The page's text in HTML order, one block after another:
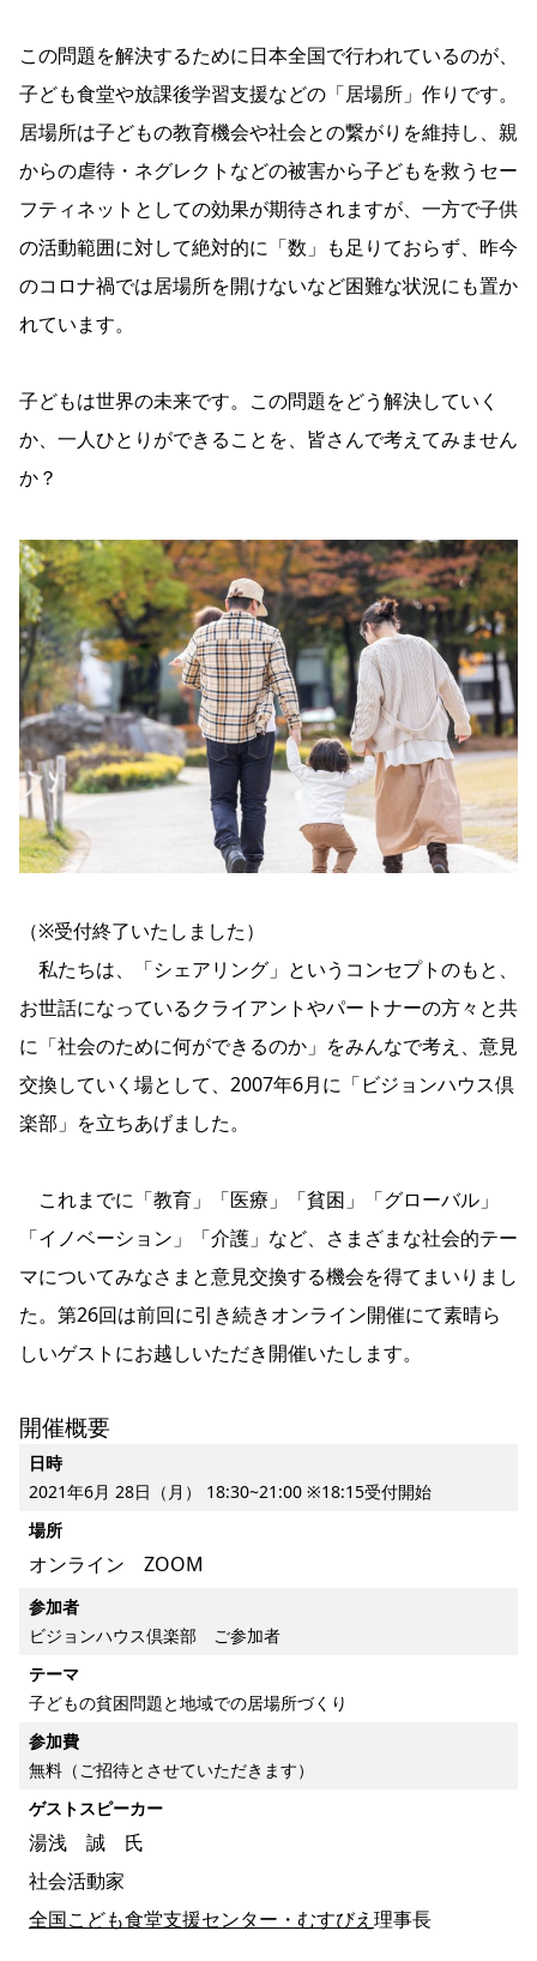
この問題を解決するために日本全国で行われているのが、
子ども食堂や放課後学習支援などの「居場所」作りです。
居場所は子どもの教育機会や社会との繋がりを維持し、親
からの虐待・ネグレクトなどの被害から子どもを救うセー
フティネットとしての効果が期待されますが、一方で子供
の活動範囲に対して絶対的に「数」も足りておらず、昨今
のコロナ禍では居場所を開けないなど困難な状況にも置か
れています。
子どもは世界の未来です。この問題をどう解決していく
か、一人ひとりができることを、皆さんで考えてみません
か？
（※受付終了いたしました）
私たちは、「シェアリング」というコンセプトのもと、
お世話になっているクライアントやパートナーの方々と共
に「社会のために何ができるのか」をみんなで考え、意見
交換していく場として、2007年6月に「ビジョンハウス倶
楽部」を立ちあげました。
これまでに「教育」「医療」「貧困」「グローバル」
「イノベーション」「介護」など、さまざまな社会的テー
マについてみなさまと意見交換する機会を得てまいりまし
た。第26回は前回に引き続きオンライン開催にて素晴ら
しいゲストにお越しいただき開催いたします。
開催概要
日時
2021年6月 28日（月） 18:30~21:00 ※18:15受付開始
場所
オンライン ZOOM
参加者
ビジョンハウス倶楽部 ご参加者
テーマ
子どもの貧困問題と地域での居場所づくり
参加費
無料（ご招待とさせていただきます）
ゲストスピーカー
湯浅 誠 氏
社会活動家
全国こども食堂支援センター・むすびえ 理事長